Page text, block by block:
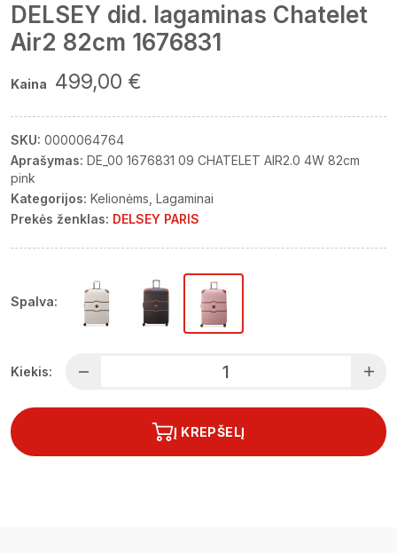
DELSEY did. lagaminas Chatelet
Air2 82cm 1676831
Kaina 499,00 €
SKU: 0000064764
Aprašymas: DE_00 1676831 09 CHATELET AIR2.0 4W 82cm
pink
Kategorijos: Kelionėms Lagaminai
Prekės ženklas: DELSEY PARIS
Spalva:
Kiekis:
Į KREPŠELĮ